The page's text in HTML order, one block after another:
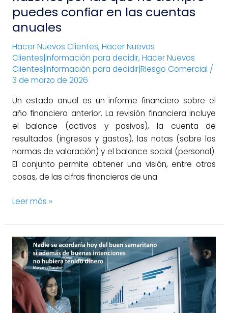
puedes confiar en las cuentas
anuales
Hacer Nuevos Clientes, Hacer Nuevos
Clientes|Información para decidir, Hacer Nuevos
Clientes|Información para decidir|Riesgo Comercial /
3 de marzo de 2026
Un estado anual es un informe financiero sobre el
año financiero anterior. La revisión financiera incluye
el balance (activos y pasivos), la cuenta de
resultados (ingresos y gastos), las notas (sobre las
normas de valoración) y el balance social (personal).
El conjunto permite obtener una visión, entre otras
cosas, de las cifras financieras de una
anuales
Leer más »
El
uso
de
la
variable
margen